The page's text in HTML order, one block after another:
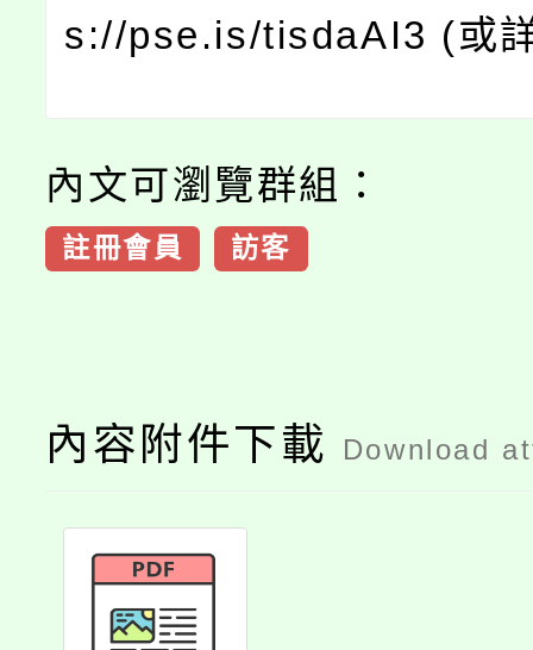
s://pse.is/tisdaAI3 (或
內文可瀏覽群組：
註冊會員 訪客
內容附件下載 Download